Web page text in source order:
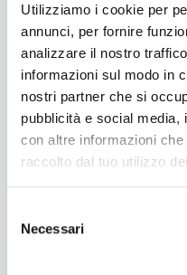
Utilizziamo i cookie per
annunci, per fornire
analizzare il nostro
informazioni sul modo in
nostri partner che si
pubblicità e social media,
con altre informazioni
raccolto dal tuo utilizzo
delNecessari
Un progetto
primo luogo le
professionisti di
mondo del food, al fine
e apprendimento,
con l’aggiunta di un
QB.Così formiamo
pronte a dare sempre